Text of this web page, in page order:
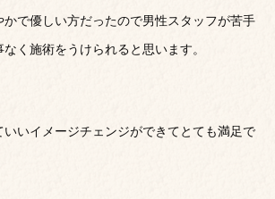
かで優しい方だったので男性スタッフが苦手
く施術をうけられると思います。
いイメージチェンジができてとても満足で